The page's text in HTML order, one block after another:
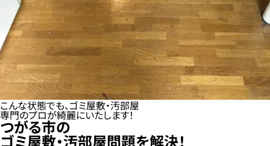
こんな状態でも、ゴミ屋敷・汚部屋
専門のプロが綺麗にいたします！
つがる市の
ゴミ屋敷・汚部屋問題を解決！